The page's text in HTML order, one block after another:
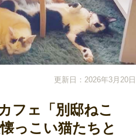
更新日：2026年3月20日
フェ「別邸ねこ
っこい猫たちと